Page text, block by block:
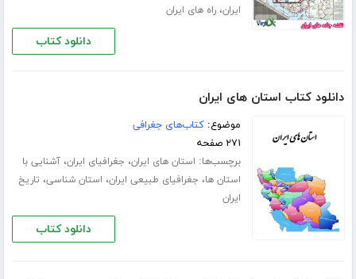
ایران،راه های ایران
دانلود کتاب
دانلود کتاب استان های ایران
موضوع:کتاب‌های جغرافی
۲۷۱ صفحه
برچسب‌ها: استان های ایران، جغرافیای ایران،آشنایی با
استان ها، جغرافیای طبیعی ایران، استان شناسی، تاریخ
ایران
دانلود کتاب